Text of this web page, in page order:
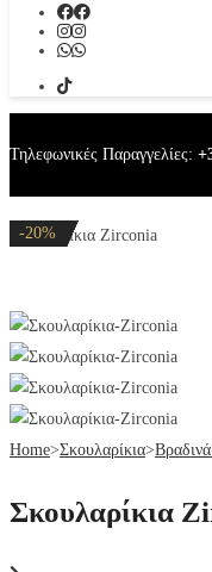
Τηλεφωνικές Παραγγελίες:
Σκουλαρίκια Zirconia
-20%
Home>Σκουλαρίκια>
Σκουλαρίκια
-20%
-20%
-20%
-20%